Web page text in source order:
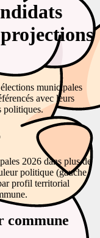
municipales
avec leurs
politiques.
2026 dans plus de
politique (gauche,
profil territorial
commune